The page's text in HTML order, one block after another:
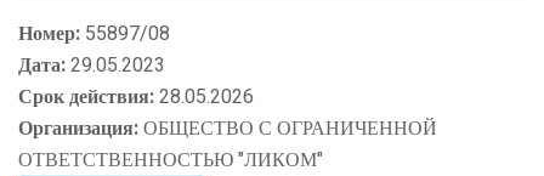
Номер: 55897/08
Дата:29.05.2023
Срок действия:28.05.2026
Организация:ОБЩЕСТВО С ОГРАНИЧЕННОЙ
ОТВЕТСТВЕННОСТЬЮ "ЛИКОМ"